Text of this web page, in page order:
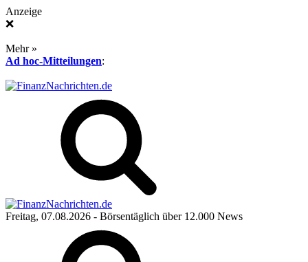
Anzeige
❌
Mehr »
Ad hoc-Mitteilungen:
Freitag, 07.08.2026 - Börsentäglich über 12.000 News